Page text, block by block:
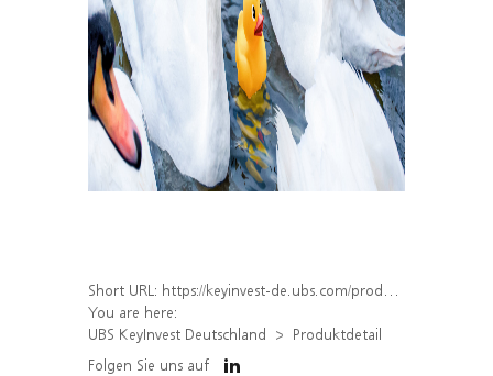
Short URL: https://keyinvest-de.ubs.com/produkt/detail/index/isin/DE000WA6TSE2
You are here:
UBS KeyInvest Deutschland
Produktdetail
Folgen Sie uns auf